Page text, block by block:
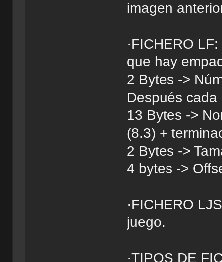
imagen
·FICHERO
que hay
2 Bytes ->
Después
13 Bytes ->
(8.3) +
2 Bytes ->
4 bytes ->
·FICHERO
juego.
·TIPOS DE